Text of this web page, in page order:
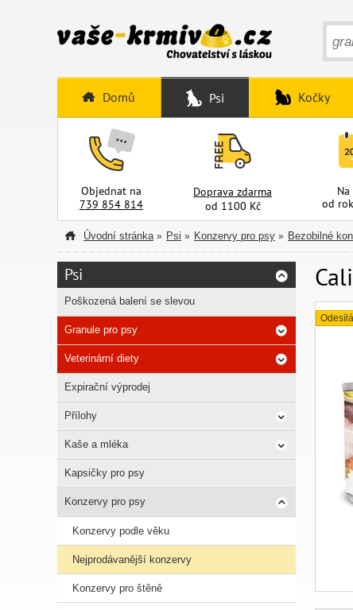
Domů Psi Kočky
Objednat na
739 854 814
Doprava zdarma
od 1100 Kč
od
Úvodní stránka » Psi » Konzervy pro psy » Bezobilné
Psi
Poškozená balení se slevou
Granule pro psy
Veterinární diety
Expirační výprodej
Přílohy
Kaše a mléka
Kapsičky pro psy
Konzervy pro psy
Konzervy podle věku
Nejprodávanější konzervy
Konzervy pro štěně